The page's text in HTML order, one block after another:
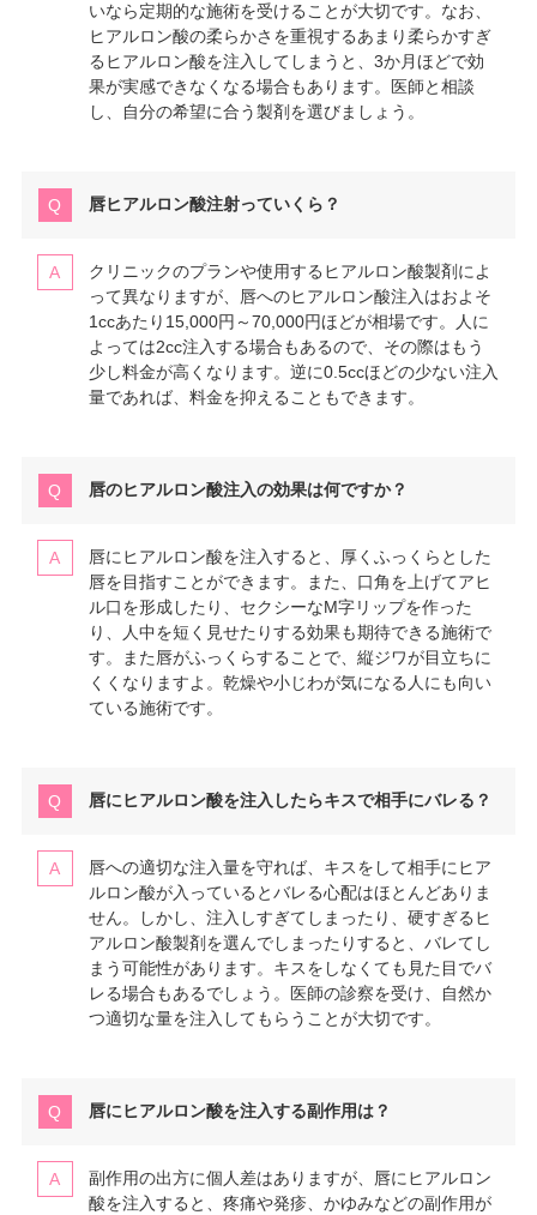
いなら定期的な施術を受けることが大切です。なお、
ヒアルロン酸の柔らかさを重視するあまり柔らかすぎ
るヒアルロン酸を注入してしまうと、3か月ほどで効
果が実感できなくなる場合もあります。医師と相談
し、自分の希望に合う製剤を選びましょう。
唇ヒアルロン酸注射っていくら？
クリニックのプランや使用するヒアルロン酸製剤によ
って異なりますが、唇へのヒアルロン酸注入はおよそ
1ccあたり15,000円～70,000円ほどが相場です。人に
よっては2cc注入する場合もあるので、その際はもう
少し料金が高くなります。逆に0.5ccほどの少ない注入
量であれば、料金を抑えることもできます。
唇のヒアルロン酸注入の効果は何ですか？
唇にヒアルロン酸を注入すると、厚くふっくらとした
唇を目指すことができます。また、口角を上げてアヒ
ル口を形成したり、セクシーなM字リップを作った
り、人中を短く見せたりする効果も期待できる施術で
す。また唇がふっくらすることで、縦ジワが目立ちに
くくなりますよ。乾燥や小じわが気になる人にも向い
ている施術です。
唇にヒアルロン酸を注入したらキスで相手にバレる？
唇への適切な注入量を守れば、キスをして相手にヒア
ルロン酸が入っているとバレる心配はほとんどありま
せん。しかし、注入しすぎてしまったり、硬すぎるヒ
アルロン酸製剤を選んでしまったりすると、バレてし
まう可能性があります。キスをしなくても見た目でバ
レる場合もあるでしょう。医師の診察を受け、自然か
つ適切な量を注入してもらうことが大切です。
唇にヒアルロン酸を注入する副作用は？
副作用の出方に個人差はありますが、唇にヒアルロン
酸を注入すると、疼痛や発疹、かゆみなどの副作用が